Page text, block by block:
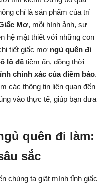
chỉ là sản phẩm của trí
Mơ, mỗi hình ảnh, sự
hệ mật thiết với những con
tiết giấc mơ ngủ quên đi
lô đề tiềm ẩn, đồng thời
chính xác của điềm báo.
các thông tin liên quan đến
vào thực tế, giúp bạn đưa
quên đi làm:
sắc
chúng ta giật mình tỉnh giấc